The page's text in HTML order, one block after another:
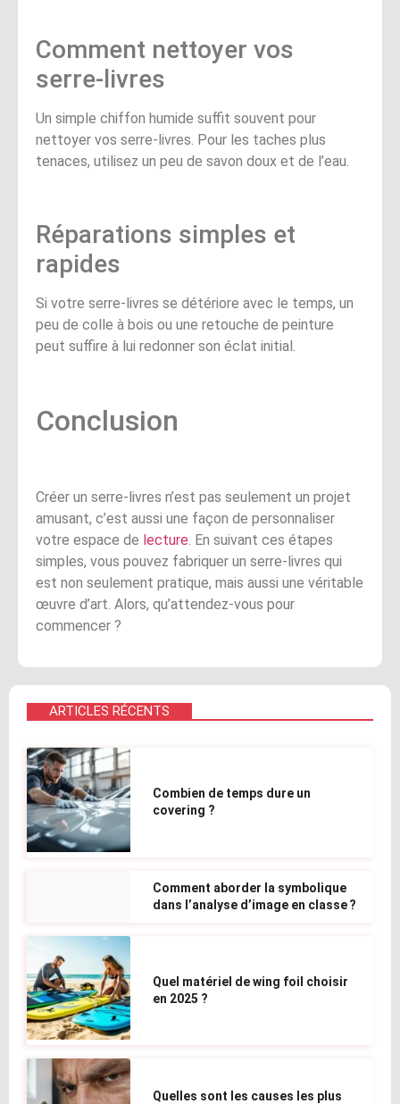
Comment nettoyer vos
serre-livres
Un simple chiffon humide suffit souvent pour
nettoyer vos serre-livres. Pour les taches plus
tenaces, utilisez un peu de savon doux et de l’eau.
Réparations simples et
rapides
Si votre serre-livres se détériore avec le temps, un
peu de colle à bois ou une retouche de peinture
peut suffire à lui redonner son éclat initial.
Conclusion
Créer un serre-livres n’est pas seulement un projet
amusant, c’est aussi une façon de personnaliser
votre espace de lecture. En suivant ces étapes
simples, vous pouvez fabriquer un serre-livres qui
est non seulement pratique, mais aussi une véritable
œuvre d’art. Alors, qu’attendez-vous pour
commencer ?
ARTICLES RÉCENTS
Combien de temps dure un
covering ?
Comment aborder la symbolique
dans l’analyse d’image en classe ?
Quel matériel de wing foil choisir
en 2025 ?
Quelles sont les causes les plus